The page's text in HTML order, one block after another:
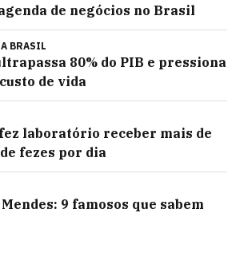
de negócios no Brasil
BRASIL
80% do PIB e pressiona
de vida
laboratório receber mais de
fezes por dia
9 famosos que sabem